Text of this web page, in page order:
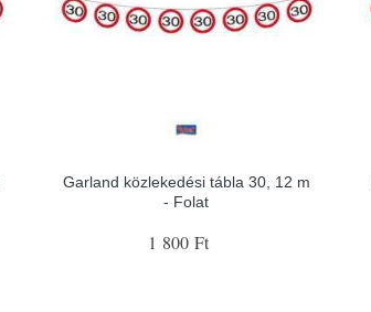
Garland közlekedési tábla 30, 12 m
- Folat
1 800 Ft